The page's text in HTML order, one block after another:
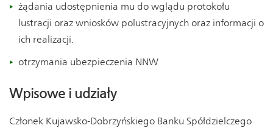
żądania udostępnienia mu do wglądu protokołu
lustracji oraz wniosków polustracyjnych oraz informacji o
ich realizacji.
otrzymania ubezpieczenia NNW
Wpisowe i udziały
Członek Kujawsko-Dobrzyńskiego Banku Spółdzielczego